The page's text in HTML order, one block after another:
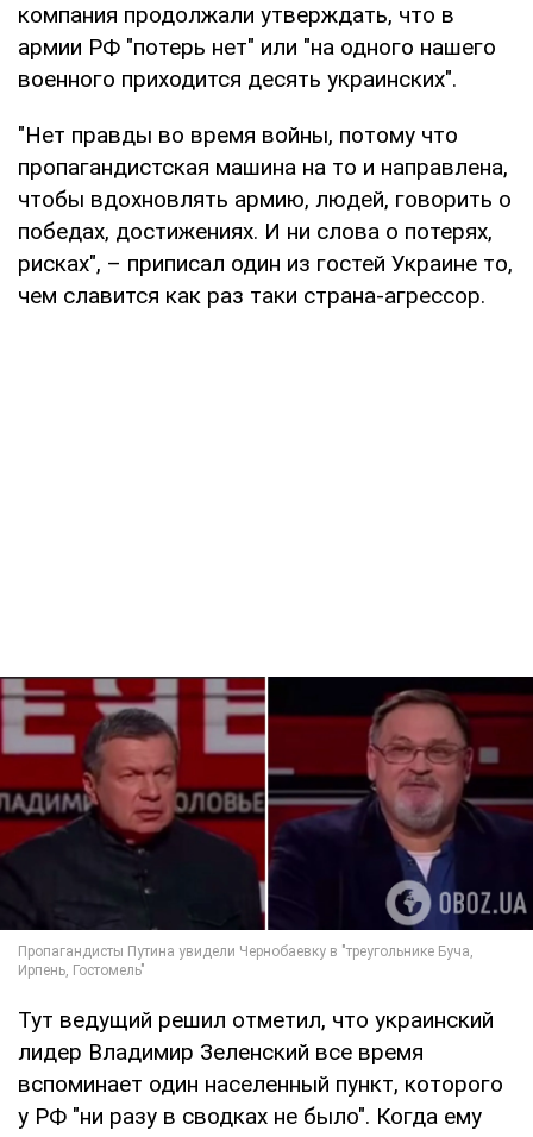
компания продолжали утверждать, что в
армии РФ "потерь нет" или "на одного нашего
военного приходится десять украинских".
"Нет правды во время войны, потому что
пропагандистская машина на то и направлена,
чтобы вдохновлять армию, людей, говорить о
победах, достижениях. И ни слова о потерях,
рисках", – приписал один из гостей Украине то,
чем славится как раз таки страна-агрессор.
Тут ведущий решил отметил, что украинский
лидер Владимир Зеленский все время
вспоминает один населенный пункт, которого
у РФ "ни разу в сводках не было". Когда ему